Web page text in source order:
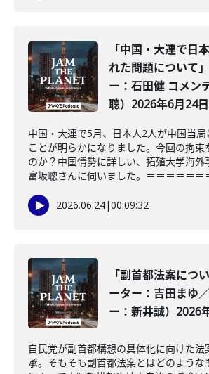
「中国・大連で日
れた問題について
ー：石田健 コメン
聰）2026年6月24
中国・大連で5月、日本人2人が中国当
ことが明らかになりました。今回の拘束
のか？中国情勢に詳しい、拓殖大学海外
富坂聰さんに伺いました。＝＝＝＝＝＝
2026.06.24|00:09:32
「副首都法案につ
ーター：吉田まゆ
ー：新井誠）2026
自民党が副首都構想の具体化に向けた法
承。そもそも副首都法案とはどのような